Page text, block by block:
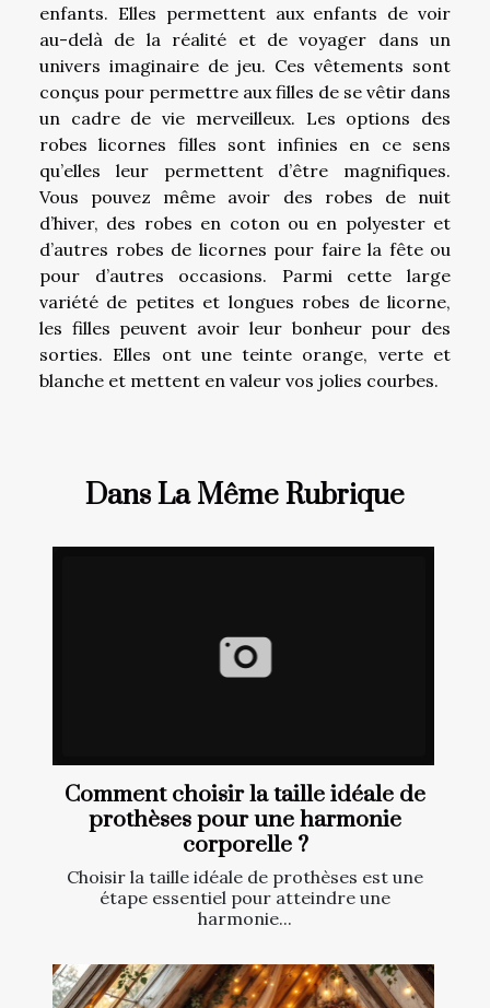
enfants. Elles permettent aux enfants de voir
au-delà de la réalité et de voyager dans un
univers imaginaire de jeu. Ces vêtements sont
conçus pour permettre aux filles de se vêtir dans
un cadre de vie merveilleux. Les options des
robes licornes filles sont infinies en ce sens
qu’elles leur permettent d’être magnifiques.
Vous pouvez même avoir des robes de nuit
d’hiver, des robes en coton ou en polyester et
d’autres robes de licornes pour faire la fête ou
pour d’autres occasions. Parmi cette large
variété de petites et longues robes de licorne,
les filles peuvent avoir leur bonheur pour des
sorties. Elles ont une teinte orange, verte et
blanche et mettent en valeur vos jolies courbes.
Dans La Même Rubrique
Comment choisir la taille idéale de
prothèses pour une harmonie
corporelle ?
Choisir la taille idéale de prothèses est une
étape essentiel pour atteindre une
harmonie...